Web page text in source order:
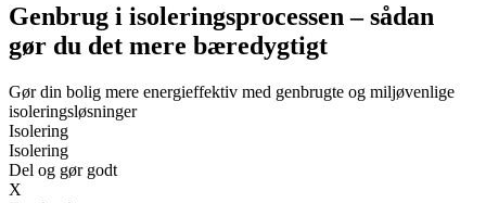
Genbrug i isoleringsprocessen – sådan
gør du det mere bæredygtigt
Gør din bolig mere energieffektiv med genbrugte og miljøvenlige
isoleringsløsninger
Isolering
Isolering
Del og gør godt
X